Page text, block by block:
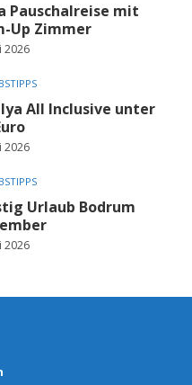
Pauschalreise mit
Up Zimmer
2026
All Inclusive unter
2026
Urlaub Bodrum
2026